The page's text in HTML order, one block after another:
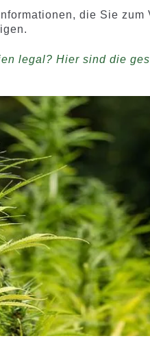
die Sie zum
legal? Hier sind die